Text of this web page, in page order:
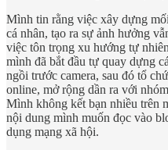
Mình tin rằng việc xây dựng
cá nhân, tạo ra sự ảnh hưởng
việc tôn trọng xu hướng tự
mình đã bắt đầu tự quay dựng
ngồi trước camera, sau đó tổ
online, mở rộng dần ra với
Mình không kết bạn nhiều trên
nội dung mình muốn đọc vào
dụng mạng xã hội.